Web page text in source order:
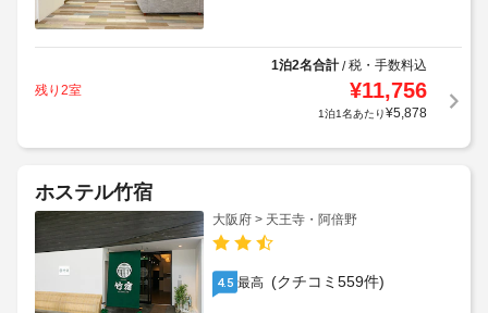
1泊2名合計/税・手数料込
残り2室
¥11,756
1泊1名あたり¥5,878
ホステル竹宿
大阪府 > 天王寺・阿倍野
4.5 最高 (クチコミ559件)